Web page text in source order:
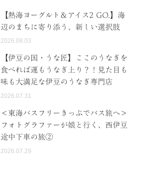
【熱海ヨーグルト＆アイス2 GO.】海
辺のまちに寄り添う、新しい選択肢
2026.08.03
【伊豆の国・うな匠】ここのうなぎを
食べれば運もうなぎ上り？！見た目も
味も大満足な伊豆のうなぎ専門店
2026.07.31
＜東海バスフリーきっぷでバス旅へ＞
フォトグラファーが娘と行く、西伊豆
途中下車の旅②
2026.07.29